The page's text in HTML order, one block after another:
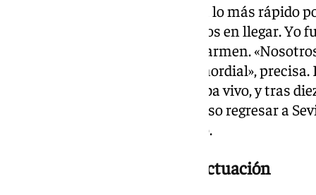
Mientras, su compañera acudía lo más rápido
«La ambulancia tardó 18 minutos en llegar. Yo
parar el tráfico», abunda Mari Carmen.
gracias a eso la rapidez fue primordial»,
sanitarios, el hombre continuaba vivo, y tras
Virgen de las Nieves, pudo incluso regresar a
ahora se recupera por completo.
El hombre les agradeció la actuación